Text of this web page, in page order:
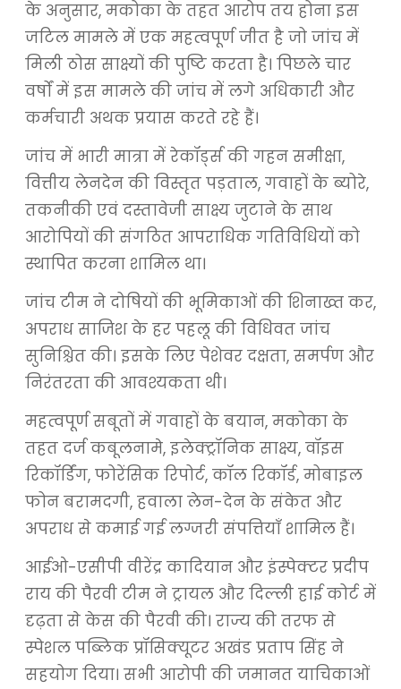
के अनुसार, मकोका के तहत आरोप तय होना इस
जटिल मामले में एक महत्वपूर्ण जीत है जो जांच में
मिली ठोस साक्ष्यों की पुष्टि करता है। पिछले चार
वर्षों में इस मामले की जांच में लगे अधिकारी और
कर्मचारी अथक प्रयास करते रहे हैं।
जांच में भारी मात्रा में रेकॉर्ड्स की गहन समीक्षा,
वित्तीय लेनदेन की विस्तृत पड़ताल, गवाहों के ब्योरे,
तकनीकी एवं दस्तावेजी साक्ष्य जुटाने के साथ
आरोपियों की संगठित आपराधिक गतिविधियों को
स्थापित करना शामिल था।
जांच टीम ने दोषियों की भूमिकाओं की शिनाख्त कर,
अपराध साजिश के हर पहलू की विधिवत जांच
सुनिश्चित की। इसके लिए पेशेवर दक्षता, समर्पण और
निरंतरता की आवश्यकता थी।
महत्वपूर्ण सबूतों में गवाहों के बयान, मकोका के
तहत दर्ज कबूलनामे, इलेक्ट्रॉनिक साक्ष्य, वॉइस
रिकॉर्डिंग, फोरेंसिक रिपोर्ट, कॉल रिकॉर्ड, मोबाइल
फोन बरामदगी, हवाला लेन-देन के संकेत और
अपराध से कमाई गई लग्जरी संपत्तियाँ शामिल हैं।
आईओ-एसीपी वीरेंद्र कादियान और इंस्पेक्टर प्रदीप
राय की पैरवी टीम ने ट्रायल और दिल्ली हाई कोर्ट में
दृढ़ता से केस की पैरवी की। राज्य की तरफ से
स्पेशल पब्लिक प्रॉसिक्यूटर अखंड प्रताप सिंह ने
सहयोग दिया। सभी आरोपी की जमानत याचिकाओं